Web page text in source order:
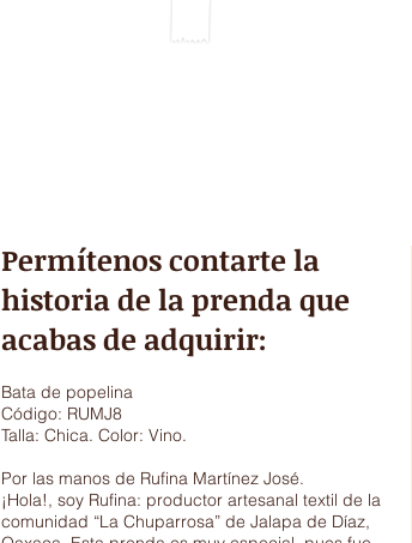
Bata de popelina
Código: RUMJ8
Talla: Chica. Color: Vino.
Por las manos de Rufina Martínez José.
¡Hola!, soy Rufina: productor artesanal textil de la
comunidad “La Chuparrosa” de Jalapa de Díaz,
Permítenos contarte la
historia de la prenda que
acabas de adquirir: